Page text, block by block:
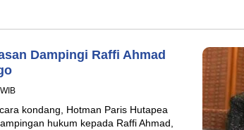
Dampingi Raffi Ahmad
kondang, Hotman Paris Hutapea
hukum kepada Raffi Ahmad,